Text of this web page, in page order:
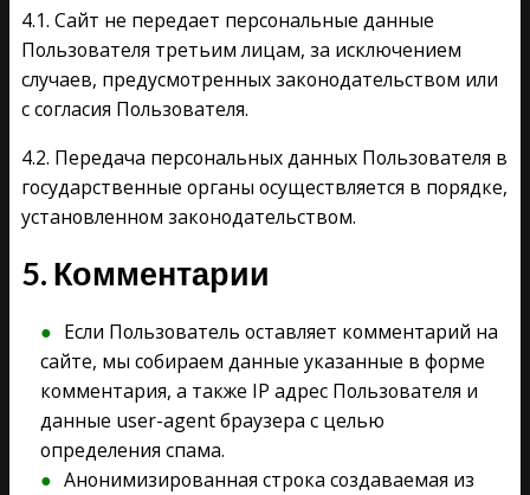
4.1. Сайт не передает персональные данные
Пользователя третьим лицам, за исключением
случаев, предусмотренных законодательством или
с согласия Пользователя.
4.2. Передача персональных данных Пользователя в
государственные органы осуществляется в порядке,
установленном законодательством.
5. Комментарии
Если Пользователь оставляет комментарий на
сайте, мы собираем данные указанные в форме
комментария, а также IP адрес Пользователя и
данные user-agent браузера с целью
определения спама.
Анонимизированная строка создаваемая из